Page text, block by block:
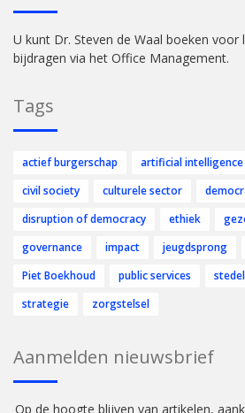
U kunt Dr. Steven de Waal boeken voor
bijdragen via het Office Management.
Tags
actief burgerschap artificial intelligence
civil society
culturele sector
disruption of democracy
ethiek
governance
impact jeugdsprong
Piet Boekhoud
public services
strategie
zorgstelsel
Aanmelden nieuwsbrief
Op de hoogte blijven van artikelen,